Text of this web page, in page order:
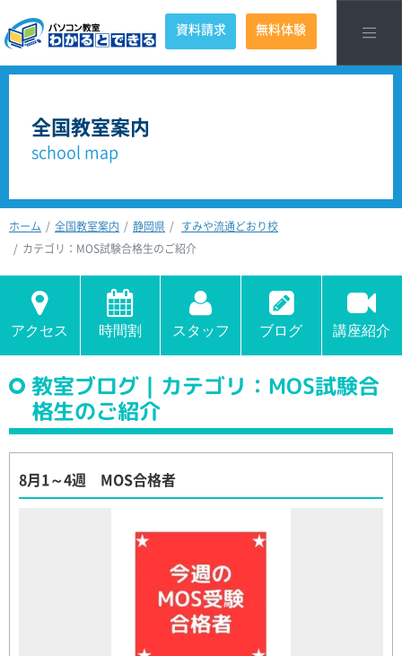
資料請求 無料体験
全国教室案内
school map
ホーム 全国教室案内 静岡県
すみや流通どおり校
カテゴリ：MOS試験合格生のご紹介
アクセス 時間割 スタッフ ブログ 講座紹介
教室ブログ｜カテゴリ：MOS試験合
格生のご紹介
8月1～4週 MOS合格者